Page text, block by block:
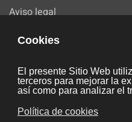
Aviso legal
Contacto
Reservas
Condiciones de contratación